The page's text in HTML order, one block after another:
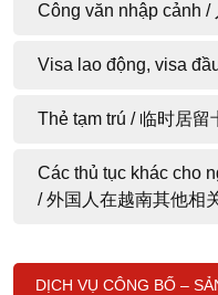
Công văn nhập cảnh /
Visa lao động, visa
Thẻ tạm trú / 临时居留
Các thủ tục khác cho
/ 外国人在越南其他相
DỊCH VỤ CÔNG BỐ –